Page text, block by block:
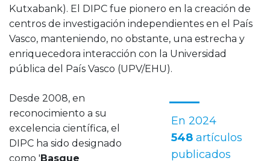
Kutxabank). El DIPC fue pionero en la creación de
centros de investigación independientes en el País
Vasco, manteniendo, no obstante, una estrecha y
enriquecedora interacción con la Universidad
pública del País Vasco (UPV/EHU).
En 2024
548artículos
publicados
Desde 2008, en
reconocimiento a su
excelencia científica, el
DIPC ha sido designado
como 'Basque